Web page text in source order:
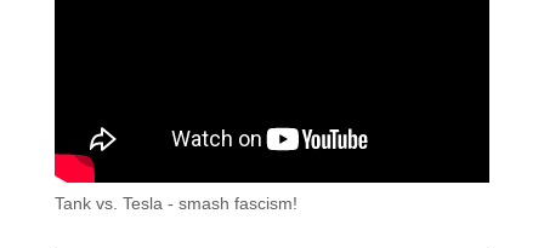
Tank vs. Tesla - smash fascism!